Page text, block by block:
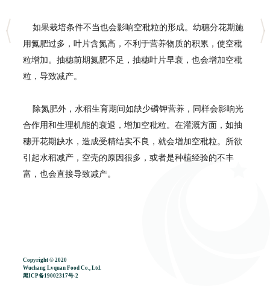
如果栽培条件不当也会影响空秕粒的形成。幼穗分花期施
用氮肥过多，叶片含氮高，不利于营养物质的积累，使空秕
粒增加。抽穗前期氮肥不足，抽穗叶片早衰，也会增加空秕
粒，导致减产。
除氮肥外，水稻生育期间如缺少磷钾营养，同样会影响光
合作用和生理机能的衰退，增加空秕粒。在灌溉方面，如抽
穗开花期缺水，造成受精结实不良，就会增加空秕粒。所欲
引起水稻减产，空壳的原因很多，或者是种植经验的不丰
富，也会直接导致减产。
Copyright © 2020
Wuchang Lvquan Food Co., Ltd.
黑ICP备19002317号-2